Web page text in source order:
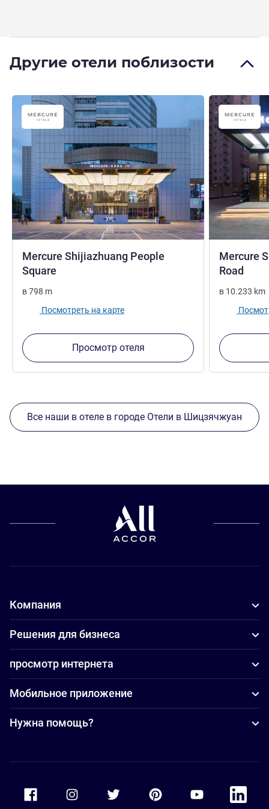
Другие отели поблизости
Mercure Shijiazhuang People
Square
в798 m
Посмотреть на карте
Просмотр отеля
Mercure
Road
в 10.233 km
Все наши в отеле в городе Отели в Шицзячжуан
Компания
Решения для бизнеса
просмотр интернета
Мобильное приложение
Нужна помощь?
Accor Facebook Accor TwitterAccor PinterestAccor Youtube
Accor